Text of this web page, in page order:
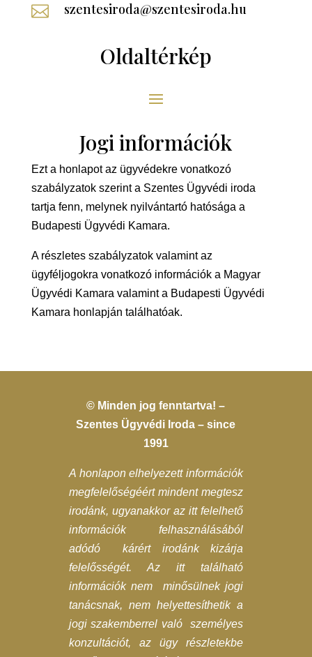
 szentesiroda@szentesiroda.hu
Oldaltérkép
Jogi információk
Ezt a honlapot az ügyvédekre vonatkozó
szabályzatok szerint a Szentes Ügyvédi iroda
tartja fenn, melynek nyilvántartó hatósága a
Budapesti Ügyvédi Kamara.
A részletes szabályzatok valamint az
ügyféljogokra vonatkozó információk a Magyar
Ügyvédi Kamara valamint a Budapesti Ügyvédi
Kamara honlapján találhatóak.
© Minden jog fenntartva! –
Szentes Ügyvédi Iroda – since
1991
A honlapon elhelyezett információk
megfelelőségéért mindent megtesz
irodánk, ugyanakkor az itt felelhető
információk felhasználásából
adódó kárért irodánk kizárja
felelősségét. Az itt található
információk nem minősülnek jogi
tanácsnak, nem helyettesíthetik a
jogi szakemberrel való személyes
konzultációt, az ügy részletekbe